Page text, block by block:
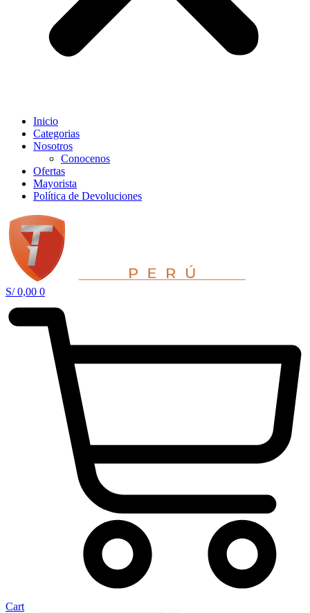
Inicio
Categorias
Nosotros
Conocenos
Ofertas
Mayorista
Política de Devoluciones
S/0,00 0
Cart